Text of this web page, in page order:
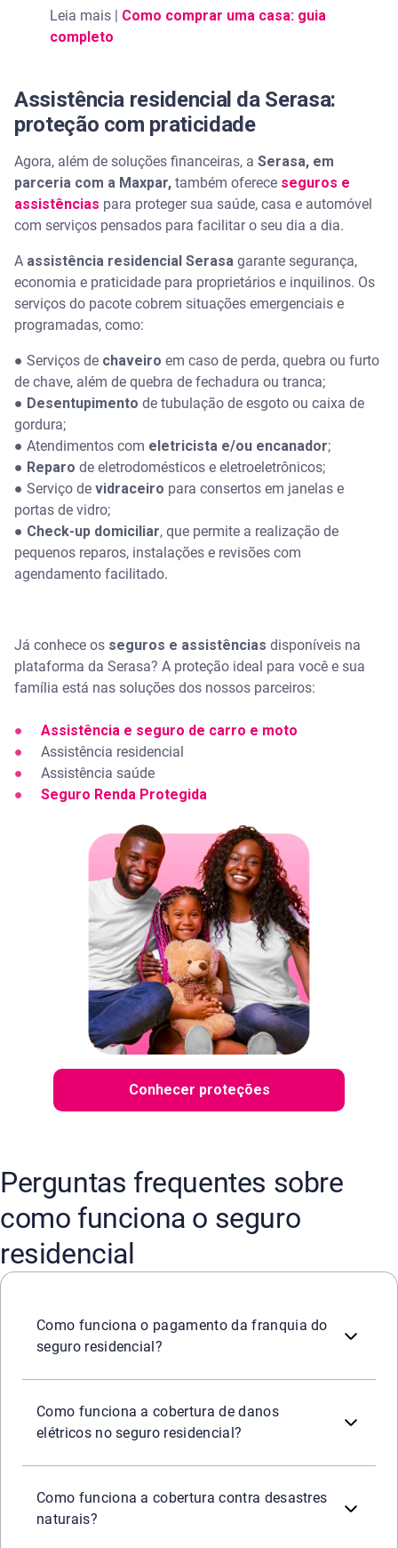
Leia mais | Como comprar uma casa: guia
completo
Assistência residencial da Serasa:
proteção com praticidade
Agora, além de soluções financeiras, a Serasa, em
parceria com a Maxpar, também oferece seguros e
assistências para proteger sua saúde, casa e automóvel
com serviços pensados para facilitar o seu dia a dia.
A assistência residencial Serasa garante segurança,
economia e praticidade para proprietários e inquilinos. Os
serviços do pacote cobrem situações emergenciais e
programadas, como:
● Serviços de chaveiro em caso de perda, quebra ou furto
de chave, além de quebra de fechadura ou tranca;
● Desentupimento de tubulação de esgoto ou caixa de
gordura;
● Atendimentos com eletricista e/ou encanador;
● Reparo de eletrodomésticos e eletroeletrônicos;
● Serviço de vidraceiro para consertos em janelas e
portas de vidro;
● Check-up domiciliar, que permite a realização de
pequenos reparos, instalações e revisões com
agendamento facilitado.
Já conhece os seguros e assistências disponíveis na
plataforma da Serasa? A proteção ideal para você e sua
família está nas soluções dos nossos parceiros:
● Assistência e seguro de carro e moto
● Assistência residencial
● Assistência saúde
● Seguro Renda Protegida
Conhecer proteções
Perguntas frequentes sobre
como funciona o seguro
residencial
Como funciona o pagamento da franquia do
seguro residencial?
Como funciona a cobertura de danos
elétricos no seguro residencial?
Como funciona a cobertura contra desastres
naturais?